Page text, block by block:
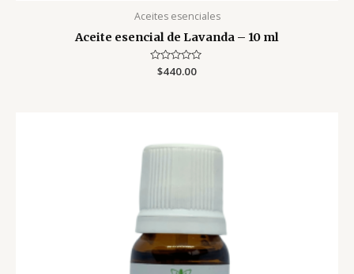
Aceites esenciales
Aceite esencial de Lavanda – 10 ml
Valorado
$440.00